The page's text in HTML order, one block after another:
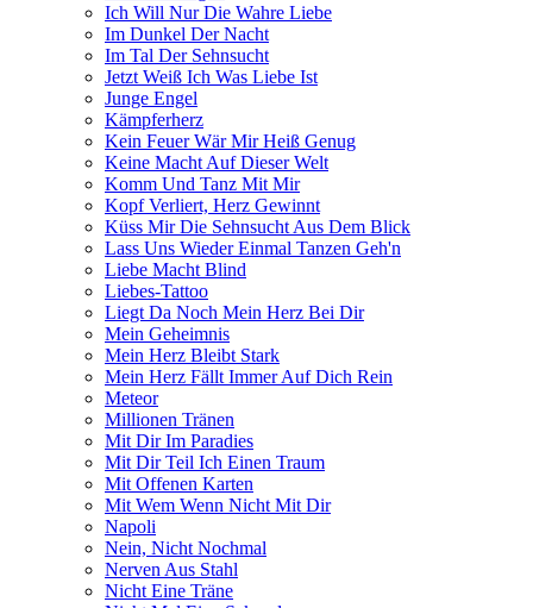
Ich Will Nur Die Wahre Liebe
Im Dunkel Der Nacht
Im Tal Der Sehnsucht
Jetzt Weiß Ich Was Liebe Ist
Junge Engel
Kämpferherz
Kein Feuer Wär Mir Heiß Genug
Keine Macht Auf Dieser Welt
Komm Und Tanz Mit Mir
Kopf Verliert, Herz Gewinnt
Küss Mir Die Sehnsucht Aus Dem Blick
Lass Uns Wieder Einmal Tanzen Geh'n
Liebe Macht Blind
Liebes-Tattoo
Liegt Da Noch Mein Herz Bei Dir
Mein Geheimnis
Mein Herz Bleibt Stark
Mein Herz Fällt Immer Auf Dich Rein
Meteor
Millionen Tränen
Mit Dir Im Paradies
Mit Dir Teil Ich Einen Traum
Mit Offenen Karten
Mit Wem Wenn Nicht Mit Dir
Napoli
Nein, Nicht Nochmal
Nerven Aus Stahl
Nicht Eine Träne